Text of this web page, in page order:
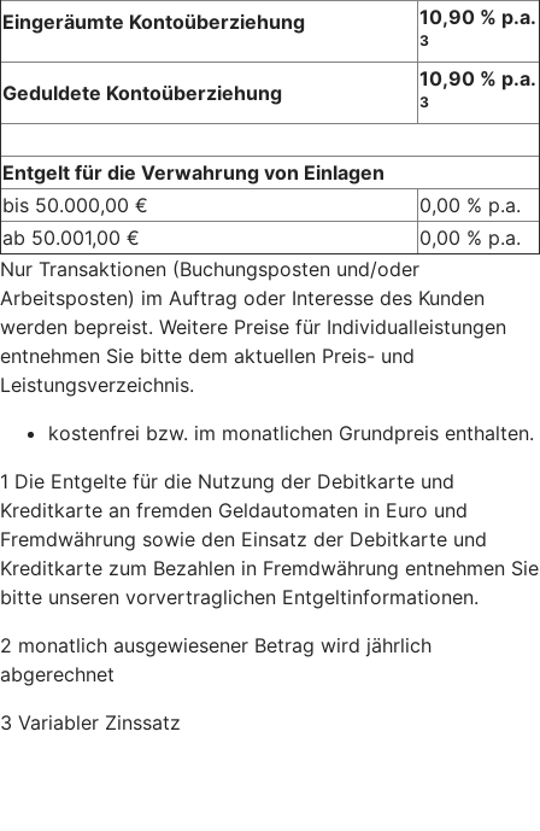
Eingeräumte Kontoüberziehung
10,90 % p.a.
3
Geduldete Kontoüberziehung
10,90 % p.a.
3
Entgelt für die Verwahrung von Einlagen
bis 50.000,00 €
0,00 % p.a.
ab 50.001,00 €
0,00 % p.a.
Nur Transaktionen (Buchungsposten und/oder
Arbeitsposten) im Auftrag oder Interesse des Kunden
werden bepreist. Weitere Preise für Individualleistungen
entnehmen Sie bitte dem aktuellen Preis- und
Leistungsverzeichnis.
kostenfrei bzw. im monatlichen Grundpreis enthalten.
1 Die Entgelte für die Nutzung der Debitkarte und
Kreditkarte an fremden Geldautomaten in Euro und
Fremdwährung sowie den Einsatz der Debitkarte und
Kreditkarte zum Bezahlen in Fremdwährung entnehmen Sie
bitte unseren vorvertraglichen Entgeltinformationen.
2 monatlich ausgewiesener Betrag wird jährlich
abgerechnet
3 Variabler Zinssatz